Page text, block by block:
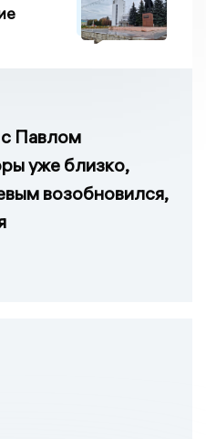
Павлом
уже близко,
возобновился,